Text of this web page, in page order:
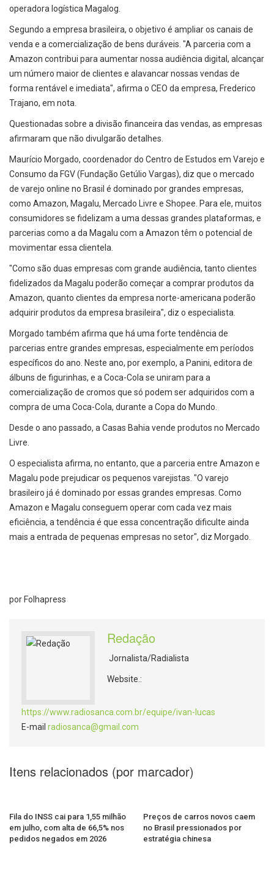
operadora logística Magalog.
Segundo a empresa brasileira, o objetivo é ampliar os canais de
venda e a comercialização de bens duráveis. "A parceria com a
Amazon contribui para aumentar nossa audiência digital, alcançar
um número maior de clientes e alavancar nossas vendas de
forma rentável e imediata", afirma o CEO da empresa, Frederico
Trajano, em nota.
Questionadas sobre a divisão financeira das vendas, as empresas
afirmaram que não divulgarão detalhes.
Maurício Morgado, coordenador do Centro de Estudos em Varejo e
Consumo da FGV (Fundação Getúlio Vargas), diz que o mercado
de varejo online no Brasil é dominado por grandes empresas,
como Amazon, Magalu, Mercado Livre e Shopee. Para ele, muitos
consumidores se fidelizam a uma dessas grandes plataformas, e
parcerias como a da Magalu com a Amazon têm o potencial de
movimentar essa clientela.
"Como são duas empresas com grande audiência, tanto clientes
fidelizados da Magalu poderão começar a comprar produtos da
Amazon, quanto clientes da empresa norte-americana poderão
adquirir produtos da empresa brasileira", diz o especialista.
Morgado também afirma que há uma forte tendência de
parcerias entre grandes empresas, especialmente em períodos
específicos do ano. Neste ano, por exemplo, a Panini, editora de
álbuns de figurinhas, e a Coca-Cola se uniram para a
comercialização de cromos que só podem ser adquiridos com a
compra de uma Coca-Cola, durante a Copa do Mundo.
Desde o ano passado, a Casas Bahia vende produtos no Mercado
Livre.
O especialista afirma, no entanto, que a parceria entre Amazon e
Magalu pode prejudicar os pequenos varejistas. "O varejo
brasileiro já é dominado por essas grandes empresas. Como
Amazon e Magalu conseguem operar com cada vez mais
eficiência, a tendência é que essa concentração dificulte ainda
mais a entrada de pequenas empresas no setor", diz Morgado.
por Folhapress
Redação
Jornalista/Radialista
Website.:
https://www.radiosanca.com.br/equipe/ivan-lucas
E-mail radiosanca@gmail.com
Itens relacionados (por marcador)
Fila do INSS cai para 1,55 milhão
em julho, com alta de 66,5% nos
pedidos negados em 2026
Preços de carros novos caem
no Brasil pressionados por
estratégia chinesa